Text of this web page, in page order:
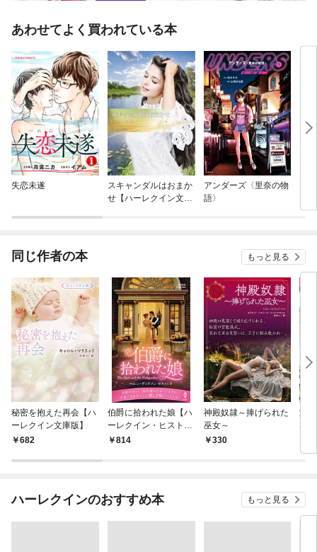
あわせてよく買われている本
失恋未遂
スキャンダルはおまか
せ【ハーレクイン文庫
アンダーズ〈里奈の物
語〉
同じ作者の本 もっと見る
秘密を抱えた再会【ハ
ーレクイン文庫版】
682
伯爵に拾われた娘【ハ
ーレクイン・ヒストリ
カル・スペシャル版】
814
神殿奴隷～捧げられた
巫女～
330
涙
SP
ハーレクインのおすすめ本 もっと見る